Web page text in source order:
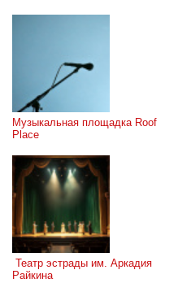
Музыкальная площадка Roof
Place
Райкина